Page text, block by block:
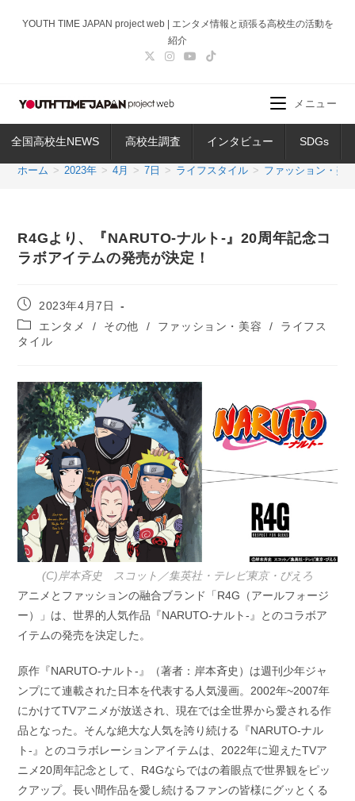
ス
ッ
YOUTH TIME JAPAN project web | エンタメ情報と頑張る高校生の活動を
紹介
全国高校生NEWS 高校生調査 インタビュー SDGs
メニュー
ホーム > 2023年 > 4月 > 7日 > ライフスタイル > ファッション・美
R4Gより、『NARUTO-ナルト-』20周年記念コ
ラボアイテムの発売が決定！
投
稿
公
開
2023年4月7日
投
稿
ゴ
リ
ー:
エンタメ / その他 / ファッション・美容 /
ライフス
タイル
(C)岸本斉史 スコット／集英社・テレビ東京・ぴえろ
アニメとファッションの融合ブランド「R4G（アールフォージ
ー）」は、世界的人気作品『NARUTO-ナルト-』とのコラボア
イテムの発売を決定した。
原作『NARUTO-ナルト-』（著者：岸本斉史）は週刊少年ジャ
ンプにて連載された日本を代表する人気漫画。2002年~2007年
にかけてTVアニメが放送され、現在では全世界から愛される作
品となった。そんな絶大な人気を誇り続ける『NARUTO-ナル
ト-』とのコラボレーションアイテムは、2022年に迎えたTVア
ニメ20周年記念として、R4Gならではの着眼点で世界観をピッ
クアップ。長い間作品を愛し続けるファンの皆様にグッとくる